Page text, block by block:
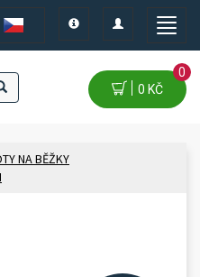
Toggle
Toggle
navigation
Toggle
0 KČ
0
NA BĚŽKY